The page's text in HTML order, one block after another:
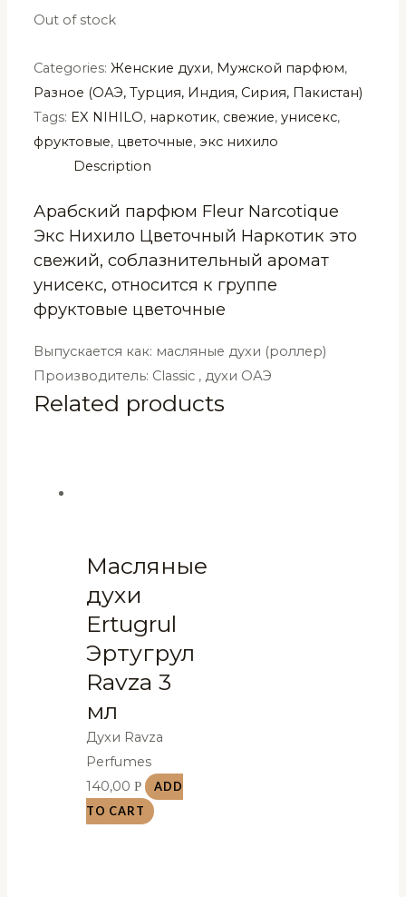
Out of stock
Categories:Женские духи, Мужской парфюм,
Разное (ОАЭ, Турция, Индия, Сирия, Пакистан)
Tags: EX NIHILO, наркотик, свежие,унисекс,
фруктовые, цветочные,экс нихило
Description
Арабский парфюм Fleur Narcotique
Экс Нихило Цветочный Наркотик это
свежий, соблазнительный аромат
унисекс, относится к группе
фруктовые цветочные
Выпускается как: масляные духи (роллер)
Производитель: Classic , духи ОАЭ
Related products
Масляные
духи
Ertugrul
Эртугрул
Ravza 3
мл
Духи Ravza
Perfumes
140,00Р
ADD
TO CART